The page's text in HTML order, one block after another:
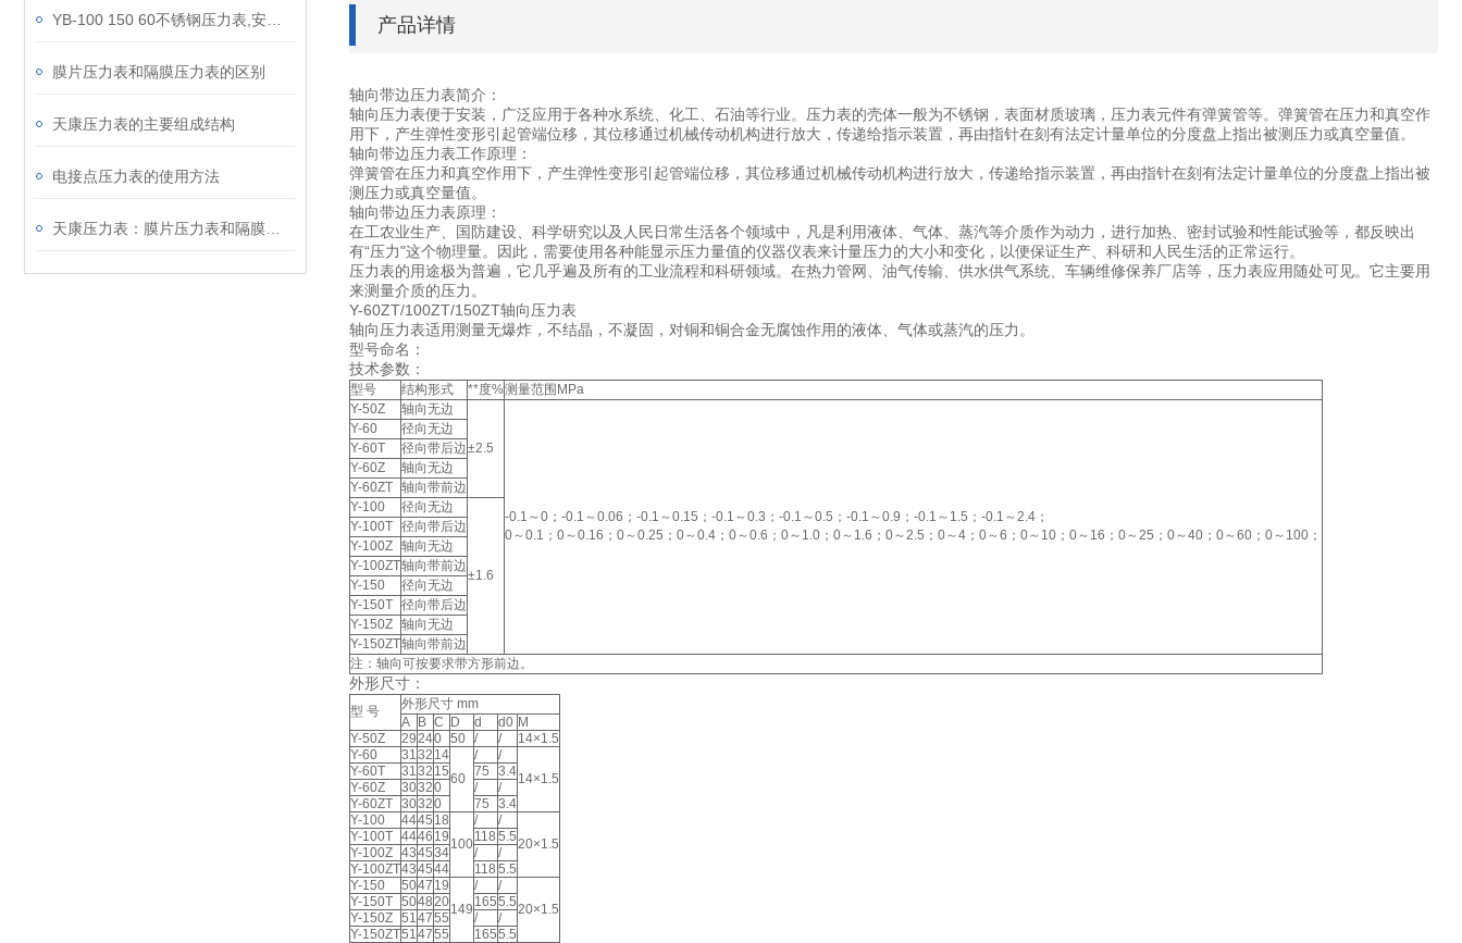
膜片压力表和隔膜压力表的区别
天康压力表的主要组成结构
电接点压力表的使用方法
产品详情
轴向带边压力表简介：
轴向压力表便于安装，广泛应用于各种水系统、化工、石油等行业。压力表的壳体一般为不锈钢，表面材质玻璃，压力表元件有弹簧管等。弹簧管在压力和真空作
用下，产生弹性变形引起管端位移，其位移通过机械传动机构进行放大，传递给指示装置，再由指针在刻有法定计量单位的分度盘上指出被测压力或真空量值。
轴向带边压力表工作原理：
弹簧管在压力和真空作用下，产生弹性变形引起管端位移，其位移通过机械传动机构进行放大，传递给指示装置，再由指针在刻有法定计量单位的分度盘上指出被
测压力或真空量值。
轴向带边压力表原理：
在工农业生产、国防建设、科学研究以及人民日常生活各个领域中，凡是利用液体、气体、蒸汽等介质作为动力，进行加热、密封试验和性能试验等，都反映出
有“压力"这个物理量。因此，需要使用各种能显示压力量值的仪器仪表来计量压力的大小和变化，以便保证生产、科研和人民生活的正常运行。
压力表的用途极为普遍，它几乎遍及所有的工业流程和科研领域。在热力管网、油气传输、供水供气系统、车辆维修保养厂店等，压力表应用随处可见。它主要用
来测量介质的压力。
Y-60ZT/100ZT/150ZT轴向压力表
轴向压力表适用测量无爆炸，不结晶，不凝固，对铜和铜合金无腐蚀作用的液体、气体或蒸汽的压力。
型号命名：
技术参数：
型号 结构形式 **度%测量范围MPa
Y-50Z
轴向无边
±2.5
-0.1～0；-0.1～0.06；-0.1～0.15；-0.1～0.3；-0.1～0.5；-0.1～0.9；-0.1～1.5；-0.1～2.4；
0～0.1；0～0.16；0～0.25；0～0.4；0～0.6；0～1.0；0～1.6；0～2.5；0～4；0～6；0～10；0～16；0～25；0～40；0～60；0～100；
Y-60
径向无边
Y-60T
径向带后边
Y-60Z
轴向无边
Y-60ZT 轴向带前边
Y-100
径向无边
±1.6
Y-100T 径向带后边
Y-100Z 轴向无边
Y-100ZT轴向带前边
Y-150
径向无边
Y-150T 径向带后边
Y-150Z 轴向无边
Y-150ZT轴向带前边
注：轴向可按要求带方形前边。
外形尺寸：
型 号
外形尺寸 mm
A
B C D d d0 M
Y-50Z
29240 50 / /
14×1.5
Y-60
3132 14
60
/
/
14×1.5
Y-60T 3132 15 75
3.4
Y-60Z
30320 /
/
Y-60ZT 30320 75
3.4
Y-100
4445 18
100
/
/
20×1.5
Y-100T 4446 19 118 5.5
Y-100Z 434534 /
/
Y-100ZT434544 118 5.5
Y-150
5047 19
149
/
/
20×1.5
Y-150T 504820 1655.5
Y-150Z 514755 /
/
Y-150ZT514755 1655.5